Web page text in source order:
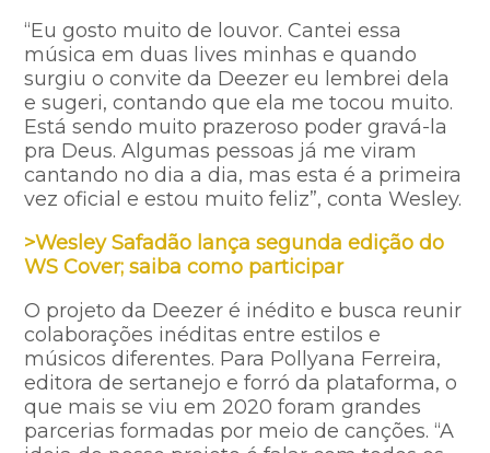
“Eu gosto muito de louvor. Cantei essa
música em duas lives minhas e quando
surgiu o convite da Deezer eu lembrei dela
e sugeri, contando que ela me tocou muito.
Está sendo muito prazeroso poder gravá-la
pra Deus. Algumas pessoas já me viram
cantando no dia a dia, mas esta é a primeira
vez oficial e estou muito feliz”, conta Wesley.
>Wesley Safadão lança segunda edição do
WS Cover; saiba como participar
O projeto da Deezer é inédito e busca reunir
colaborações inéditas entre estilos e
músicos diferentes. Para Pollyana Ferreira,
editora de sertanejo e forró da plataforma, o
que mais se viu em 2020 foram grandes
parcerias formadas por meio de canções. “A